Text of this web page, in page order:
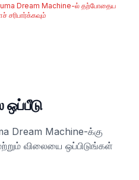
Dream Machine-ல் தற்போதைய
சரிபார்க்கவும்
ஒப்பீடு
Dream Machine-க்கு
விலையை ஒப்பிடுங்கள்